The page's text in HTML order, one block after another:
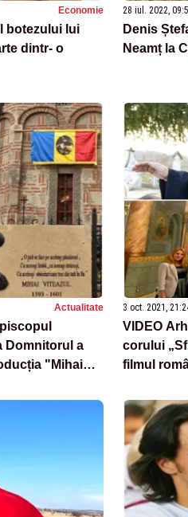
Economie
botezului lui
dintr- o
28 iul. 2022,
Denis
Neamț la
Actualitate
Domnitorul a
"Mihai
3 oct. 2021,
VIDEO
corului
filmul